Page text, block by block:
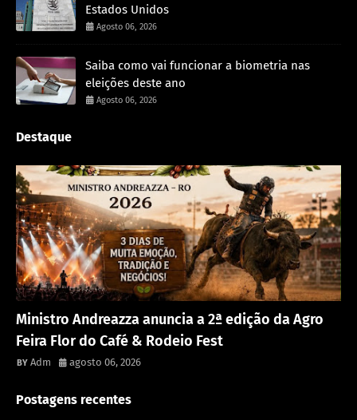
Estados Unidos
Agosto 06, 2026
Saiba como vai funcionar a biometria nas
eleições deste ano
Agosto 06, 2026
Destaque
Ministro Andreazza anuncia a 2ª edição da Agro
Feira Flor do Café & Rodeio Fest
Adm agosto 06, 2026
Postagens recentes